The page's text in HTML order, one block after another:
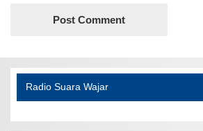
Radio Suara Wajar